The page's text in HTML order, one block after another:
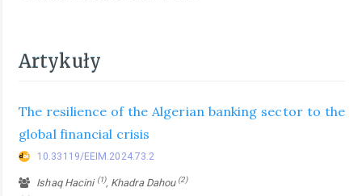
Artykuły
The resilience of the Algerian banking sector to the
global financial crisis
10.33119/EEIM.2024.73.2
Ishaq Hacini (1), Khadra Dahou (2)